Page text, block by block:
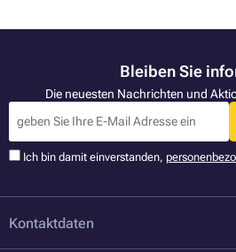
Bleiben Sie
Die neuesten Nachrichten und
Ich bin damit einverstanden,
Kontaktdaten